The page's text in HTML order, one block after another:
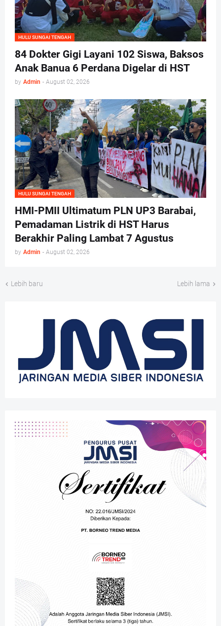
HULU SUNGAI TENGAH
84 Dokter Gigi Layani 102 Siswa, Baksos
Anak Banua 6 Perdana Digelar di HST
by Admin - August 02, 2026
HULU SUNGAI TENGAH
HMI-PMII Ultimatum PLN UP3 Barabai,
Pemadaman Listrik di HST Harus
Berakhir Paling Lambat 7 Agustus
by Admin - August 02, 2026
Lebih baru Lebih lama